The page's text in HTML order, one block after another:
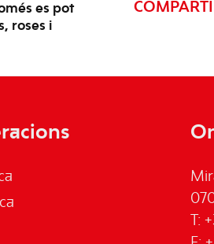
es pot
roses i
T: